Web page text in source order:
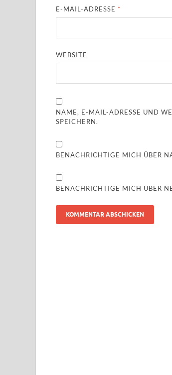
E-MAIL-ADRESSE *
WEBSITE
NAME, E-MAIL-ADRESSE UND
SPEICHERN.
BENACHRICHTIGE MICH ÜBER
BENACHRICHTIGE MICH ÜBER